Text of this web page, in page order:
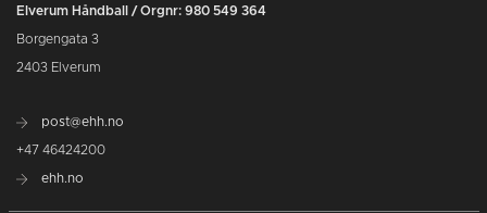
Elverum Håndball / Orgnr: 980 549 364
Borgengata 3
2403 Elverum
post@ehh.no
+47 46424200
ehh.no